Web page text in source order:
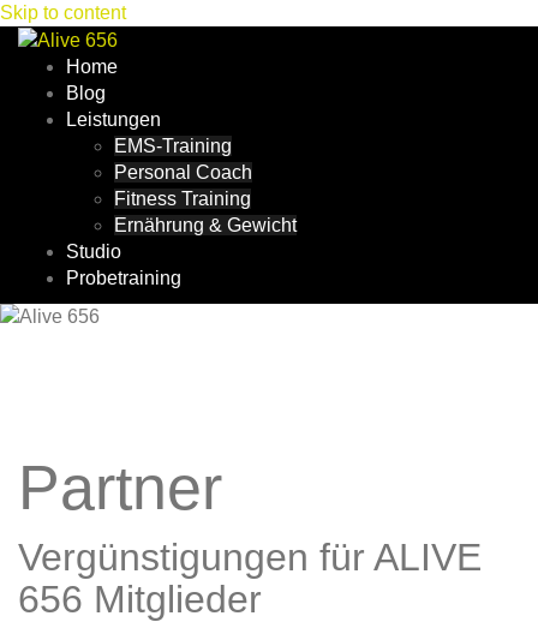
Skip to content
Home
Blog
Leistungen
EMS-Training
Personal Coach
Fitness Training
Ernährung & Gewicht
Studio
Probetraining
Partner
Vergünstigungen für ALIVE
656 Mitglieder